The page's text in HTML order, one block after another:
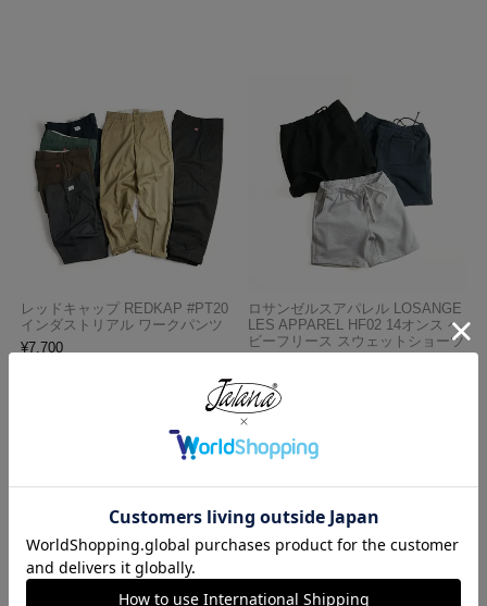
レッドキャップ REDKAP #PT20
インダストリアル ワークパンツ
¥7,700
ロサンゼルスアパレル LOSANGE
LES APPAREL HF02 14オンス ヘ
ビーフリース スウェットショーツ